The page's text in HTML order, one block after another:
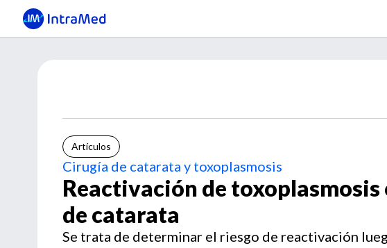
Artículos
Cirugía de catarata y toxoplasmosis
Reactivación de
de catarata
Se trata de determinar el riesgo de reactivación